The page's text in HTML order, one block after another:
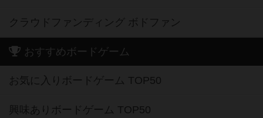
クラウドファンディング ボドファン
おすすめボードゲーム
お気に入りボードゲーム TOP50
興味ありボードゲーム TOP50